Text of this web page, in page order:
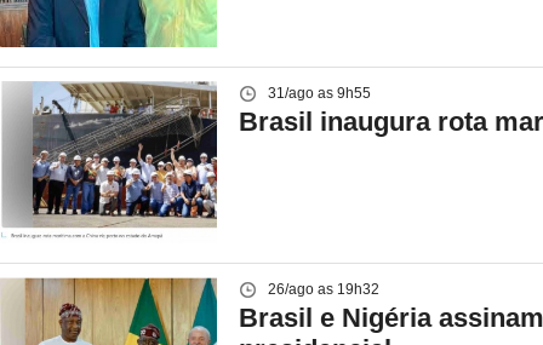
31/ago as 9h55
Brasil inaugura rota
26/ago as 19h32
Brasil e Nigéria